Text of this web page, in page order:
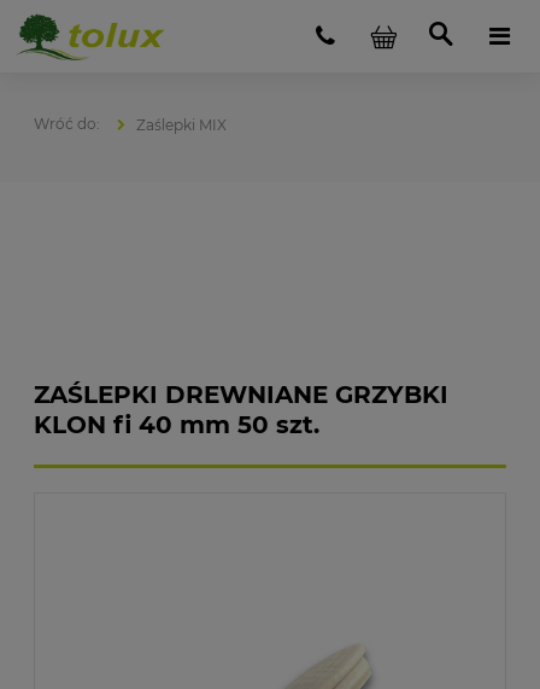
Zaślepki MIX
ZAŚLEPKI DREWNIANE GRZYBKI
KLON fi 40 mm 50 szt.